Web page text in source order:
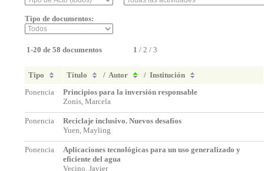
Tipo de documentos:
1-20 de 58 documentos 1 / 2 / 3
Tipo Título / Autor / Institución
Ponencia
Principios para la inversión responsable
Zonis, Marcela
Ponencia
Reciclaje inclusivo. Nuevos desafíos
Yuen, Mayling
Ponencia
Aplicaciones tecnológicas para un uso generalizado y
eficiente del agua
Vecino, Javier